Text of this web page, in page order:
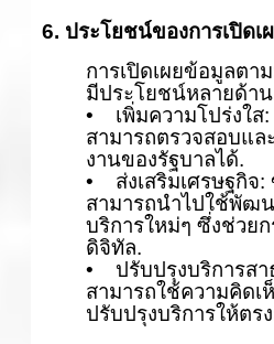
6. ประโยชน์ของการเปิดเ
การเปิดเผยข้อมูลตา
มีประโยชน์หลายด้า
• เพิ่มความโปร่งใส
สามารถตรวจสอบแ
งานของรัฐบาลได้.
• ส่งเสริมเศรษฐกิจ:
สามารถนำไปใช้พัฒ
บริการใหม่ๆ ซึ่งช่วย
ดิจิทัล.
• ปรับปรุงบริการส
สามารถใช้ความคิดเ
ปรับปรุงบริการให้ตร